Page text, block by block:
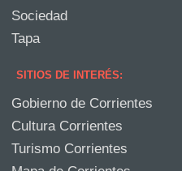
Sociedad
Tapa
SITIOS DE INTERÉS:
Gobierno de Corrientes
Cultura Corrientes
Turismo Corrientes